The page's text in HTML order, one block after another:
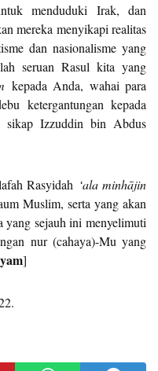
menduduki Irak, dan
mereka menyikapi realitas
dan nasionalisme yang
seruan Rasul kita yang
kepada Anda, wahai para
ketergantungan kepada
sikap Izzuddin bin Abdus
Rasyidah ‘ala minhājin
Muslim, serta yang akan
yang sejauh ini menyelimuti
nur (cahaya)-Mu yang
]